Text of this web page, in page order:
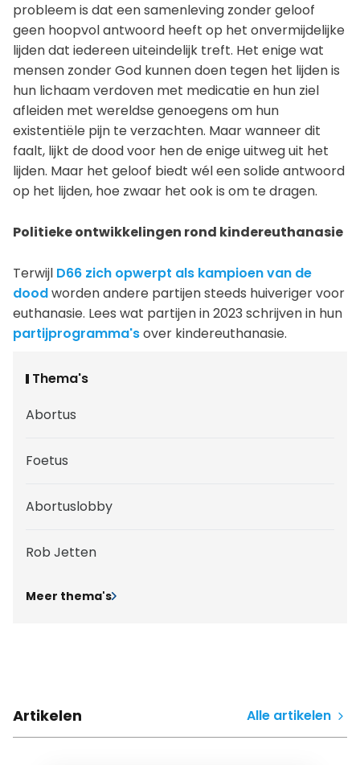
probleem is dat een samenleving zonder geloof
geen hoopvol antwoord heeft op het onvermijdelijke
lijden dat iedereen uiteindelijk treft. Het enige wat
mensen zonder God kunnen doen tegen het lijden is
hun lichaam verdoven met medicatie en hun ziel
afleiden met wereldse genoegens om hun
existentiële pijn te verzachten. Maar wanneer dit
faalt, lijkt de dood voor hen de enige uitweg uit het
lijden. Maar het geloof biedt wél een solide antwoord
op het lijden, hoe zwaar het ook is om te dragen.
Politieke ontwikkelingen rond kindereuthanasie
Terwijl D66 zich opwerpt als kampioen van de
doodworden andere partijen steeds huiveriger voor
euthanasie. Lees wat partijen in 2023 schrijven in hun
partijprogramma'sover kindereuthanasie.
Thema's
Abortus
Foetus
Abortuslobby
Rob Jetten
Meer thema's
Artikelen Alle artikelen